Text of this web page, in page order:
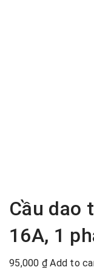
Cầu dao
16A, 1
95,000 ₫ Add to